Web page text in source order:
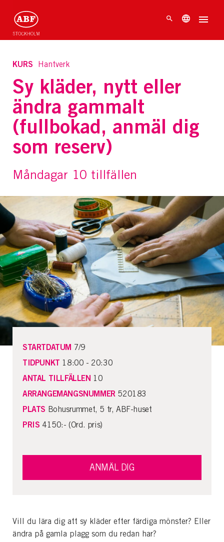
KURS Hantverk
Sy kläder, nytt eller
ändra gammalt
(fullbokad, anmäl dig
som reserv)
Måndagar 10 tillfällen
Vill du lära dig att sy kläder efter färdiga mönster? Eller
ändra på gamla plagg som du redan har?
STARTDATUM 7/9
TIDPUNKT 18:00 - 20:30
ANTAL TILLFÄLLEN 10
ARRANGEMANGSNUMMER 520183
PLATS Bohusrummet, 5 tr, ABF-huset
PRIS 4150:- (Ord. pris)
ANMÄL DIG